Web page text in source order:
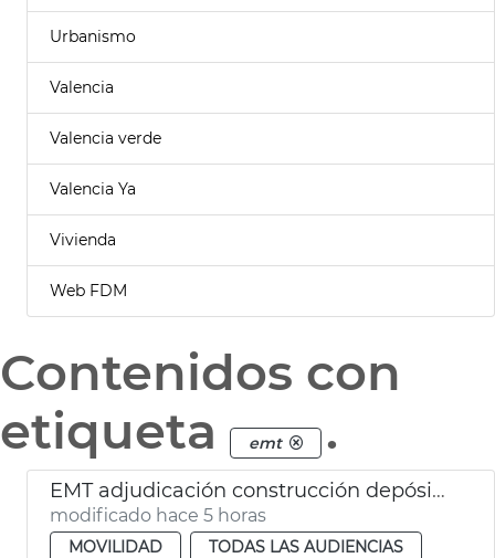
Urbanismo
Valencia
Valencia verde
Valencia Ya
Vivienda
Web FDM
Contenidos con
etiqueta
emt .
EMT adjudicación construcción depósito Safranar y electrificación depósito norte EMT València
modificado hace 5 horas
MOVILIDAD
TODAS LAS AUDIENCIAS